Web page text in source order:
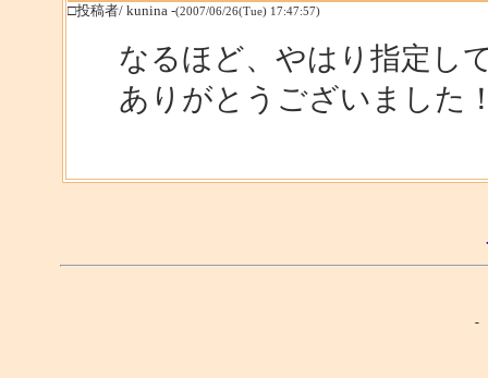
□投稿者/ kunina -(2007/06/26(Tue) 17:47:57)
なるほど、やはり指定し
ありがとうございました